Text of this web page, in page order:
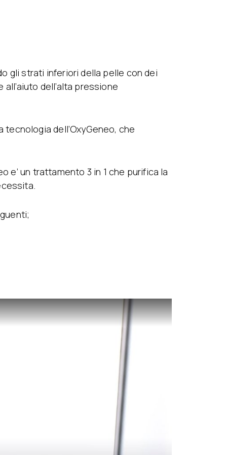
gli strati inferiori della pelle con dei
dell’alta pressione
tecnologia dell’OxyGeneo, che
e’ un trattamento 3 in 1 che purifica la